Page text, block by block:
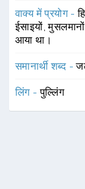
वाक्य में प्रयोग -
ईसाइयों,
आया था।
समानार्थी शब्द -
लिंग -पुल्लिंग